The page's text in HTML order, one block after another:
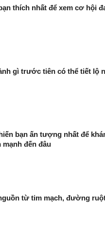
thích nhất để xem cơ hội
gì trước tiên có thể tiết lộ
bạn ấn tượng nhất để
mạnh đến đâu
từ tim mạch, đường